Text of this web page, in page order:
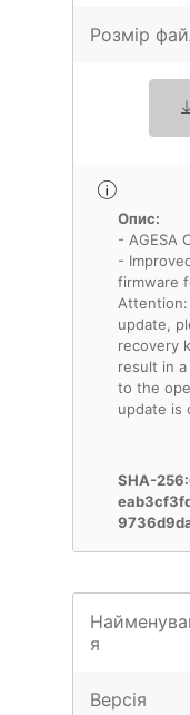
Розмір
Опис:
- AGESA
-
firmware
update,
recovery
result in
to the
update is
SHA-
я
Версія